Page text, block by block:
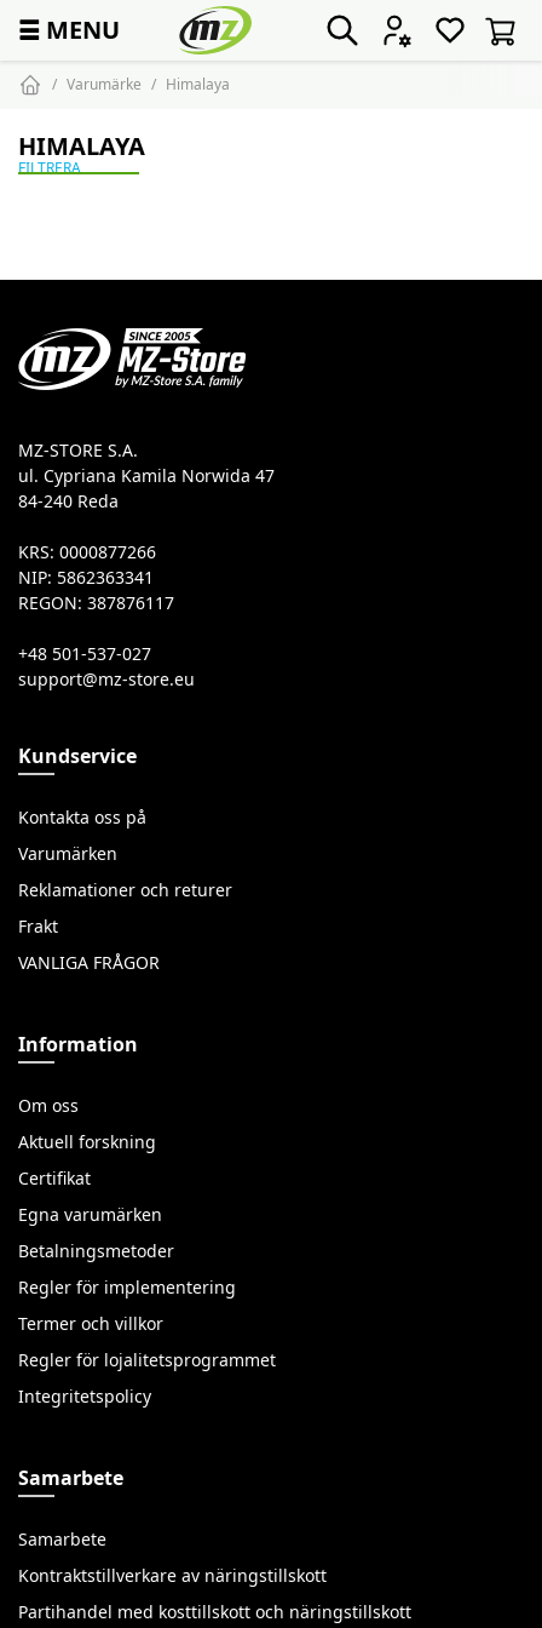
☰ MENU
Varumärke Himalaya
HIMALAYA
FILTRERA
MZ-STORE S.A.
ul. Cypriana Kamila Norwida 47
84-240 Reda
KRS: 0000877266
NIP: 5862363341
REGON: 387876117
+48 501-537-027
Kundservice
Kontakta oss på
Varumärken
Reklamationer och returer
Frakt
VANLIGA FRÅGOR
Information
Om oss
Aktuell forskning
Certifikat
Egna varumärken
Betalningsmetoder
Regler för implementering
Termer och villkor
Regler för lojalitetsprogrammet
Integritetspolicy
Samarbete
Samarbete
Kontraktstillverkare av näringstillskott
Partihandel med kosttillskott och näringstillskott